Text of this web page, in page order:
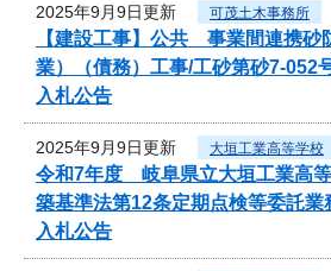
2025年9月9日更新 可茂土木事務所
【建設工事】公共 事業間連携砂
業）（債務）工事/工砂第砂7-052
入札公告
2025年9月9日更新 大垣工業高等学校
令和7年度 岐阜県立大垣工業高
築基準法第12条定期点検等委託業
入札公告